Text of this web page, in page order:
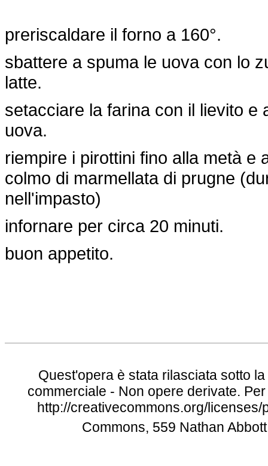
preriscaldare il forno a 160°.
sbattere a spuma le uova con lo
latte.
setacciare la farina con il lievito e
uova.
riempire i pirottini fino alla metà e
colmo di marmellata di prugne
nell'impasto)
infornare per circa 20 minuti.
buon appetito.
Quest'opera è stata rilasciata sotto
commerciale - Non opere derivate.
http://creativecommons.org/
Commons, 559 Nathan